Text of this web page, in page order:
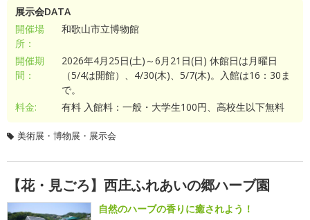
展示会DATA
開催場
所：
和歌山市立博物館
開催期
間：
2026年4月25日(土)～6月21日(日) 休館日は月曜日
（5/4は開館）、4/30(木)、5/7(木)。入館は16：30ま
で。
料金:
有料 入館料：一般・大学生100円、高校生以下無料
美術展・博物展・展示会
【花・見ごろ】西庄ふれあいの郷ハーブ園
自然のハーブの香りに癒されよう！